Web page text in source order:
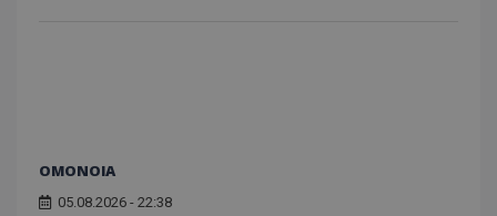
ΟΜΟΝΟΙΑ
05.08.2026 - 22:38